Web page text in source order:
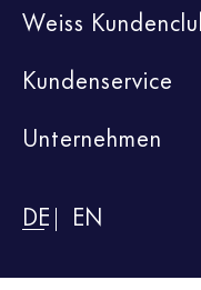
Weiss
Kundenservice
Unternehmen
DE EN